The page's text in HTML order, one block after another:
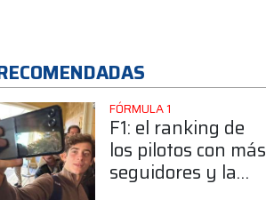
FÓRMULA 1
F1: el ranking de
los pilotos con más
seguidores y la